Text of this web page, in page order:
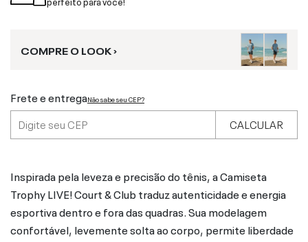
COMPRE O LOOK ›
Frete e entregaNão sabe seu CEP?
CALCULAR
Inspirada pela leveza e precisão do tênis, a Camiseta
Trophy LIVE! Court & Club traduz autenticidade e energia
esportiva dentro e fora das quadras. Sua modelagem
confortável, levemente solta ao corpo, permite liberdade